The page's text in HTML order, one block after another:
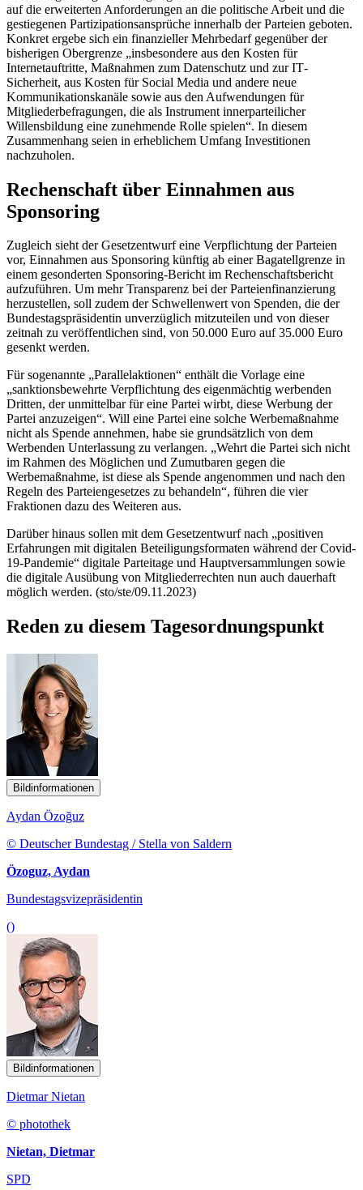
auf die erweiterten Anforderungen an die politische Arbeit und die
gestiegenen Partizipationsansprüche innerhalb der Parteien geboten.
Konkret ergebe sich ein finanzieller Mehrbedarf gegenüber der
bisherigen Obergrenze „insbesondere aus den Kosten für
Internetauftritte, Maßnahmen zum Datenschutz und zurIT-
Sicherheit, aus Kosten für Social Media und andere neue
Kommunikationskanäle sowie aus den Aufwendungen für
Mitgliederbefragungen, die als Instrument innerparteilicher
Willensbildung eine zunehmende Rolle spielen“. In diesem
Zusammenhang seien in erheblichem Umfang Investitionen
nachzuholen.
Rechenschaft über Einnahmen aus
Sponsoring
Zugleich sieht der Gesetzentwurf eine Verpflichtung der Parteien
vor, Einnahmen aus Sponsoring künftig ab einer Bagatellgrenze in
einem gesonderten Sponsoring-Bericht im Rechenschaftsbericht
aufzuführen. Um mehr Transparenz bei der Parteienfinanzierung
herzustellen, soll zudem der Schwellenwert von Spenden, die der
Bundestagspräsidentin unverzüglich mitzuteilen und von dieser
zeitnah zu veröffentlichen sind, von 50.000 Euro auf 35.000 Euro
gesenkt werden.
Für sogenannte „Parallelaktionen“ enthält die Vorlage eine
„sanktionsbewehrte Verpflichtung des eigenmächtig werbenden
Dritten, der unmittelbar für eine Partei wirbt, diese Werbung der
Partei anzuzeigen“. Will eine Partei eine solche Werbemaßnahme
nicht als Spende annehmen, habe sie grundsätzlich von dem
Werbenden Unterlassung zu verlangen. „Wehrt die Partei sich nicht
im Rahmen des Möglichen und Zumutbaren gegen die
Werbemaßnahme, ist diese als Spende angenommen und nach den
Regeln des Parteiengesetzes zu behandeln“, führen die vier
Fraktionen dazu des Weiteren aus.
Darüber hinaus sollen mit dem Gesetzentwurf nach „positiven
Erfahrungen mit digitalen Beteiligungsformaten während der Covid-
19-Pandemie“ digitale Parteitage und Hauptversammlungen sowie
die digitale Ausübung von Mitgliederrechten nun auch dauerhaft
möglich werden. (sto/ste/09.11.2023)
Reden zu diesem Tagesordnungspunkt
Bildinformationen
Aydan Özoğuz
© Deutscher Bundestag / Stella von Saldern
Özoguz, Aydan
Bundestagsvizepräsidentin
()
Bildinformationen
Dietmar Nietan
© photothek
Nietan, Dietmar
SPD